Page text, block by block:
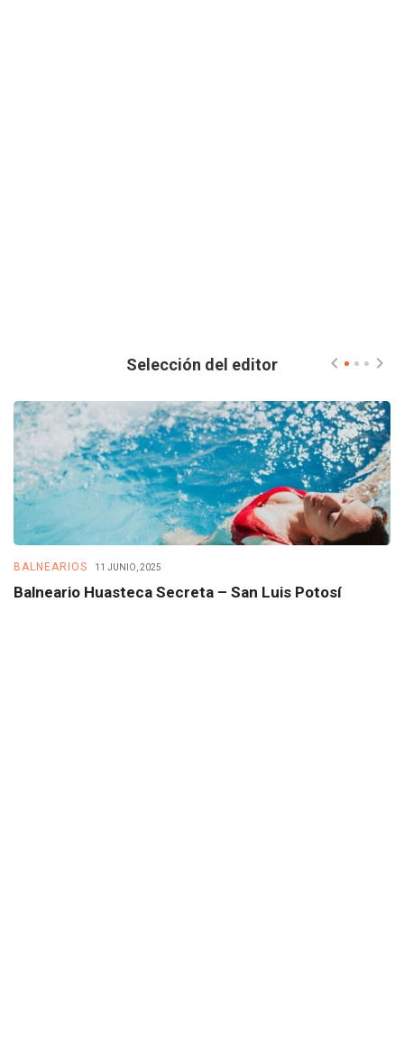
Selección del editor
BALNEARIOS 11 JUNIO, 2025
Balneario Huasteca Secreta – San Luis Potosí